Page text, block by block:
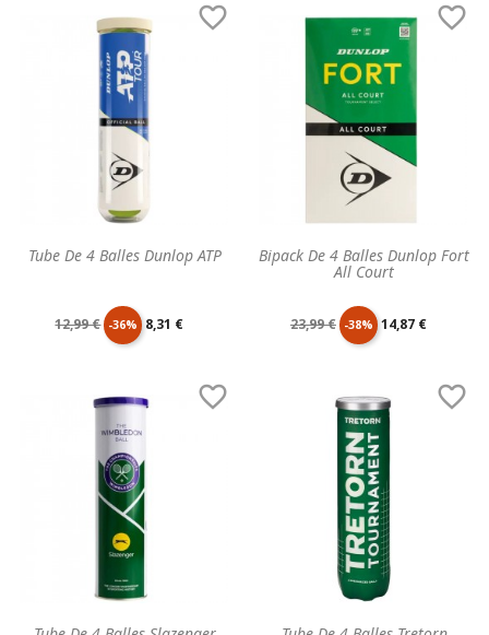
Tube De 4 Balles Dunlop ATP

Prix
12,99 € -36% Prix
8,31 €
Bipack De 4 Balles Dunlop Fort
All Court

Prix
23,99 € -38% Prix
14,87 €
 